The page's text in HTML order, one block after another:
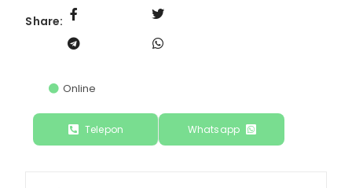
Share:
Online
Telepon Whatsapp